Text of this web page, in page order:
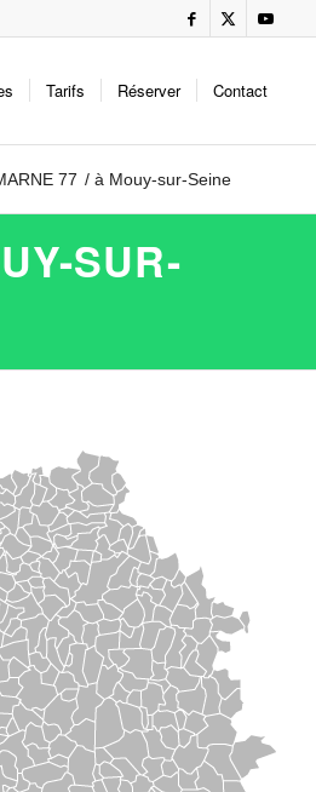
Tarifs Réserver Contact
77 / à Mouy-sur-Seine
SUR-